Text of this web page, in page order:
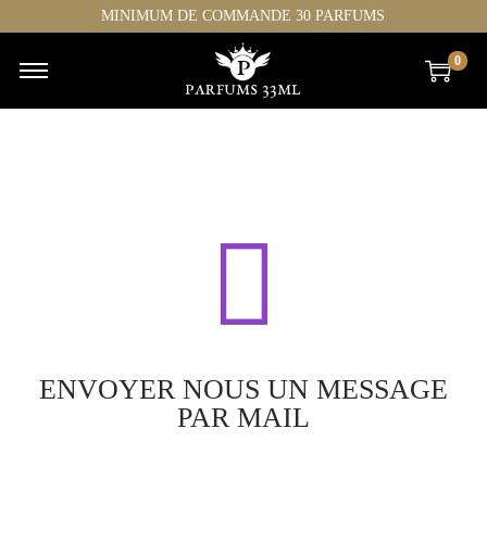
MINIMUM DE COMMANDE 30 PARFUMS
0
ENVOYER NOUS UN MESSAGE
PAR MAIL